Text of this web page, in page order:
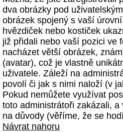
dva obrázky pod
obrázek spojený s vaší
hvězdiček nebo kostiček
již přidali nebo vaší pozici ve
nacházet větší obrázek,
(avatar), což je vlastně
uživatele. Záleží na
povolí či jak s nimi naloží (v
Pokud nemůžete využívat
toto administrátoři zakázali,
na důvody (věříme, že se
Návrat nahoru